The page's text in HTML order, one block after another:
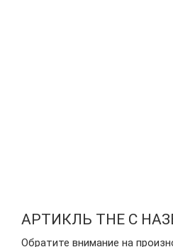
АРТИКЛЬ THE С
Обратите внимание на